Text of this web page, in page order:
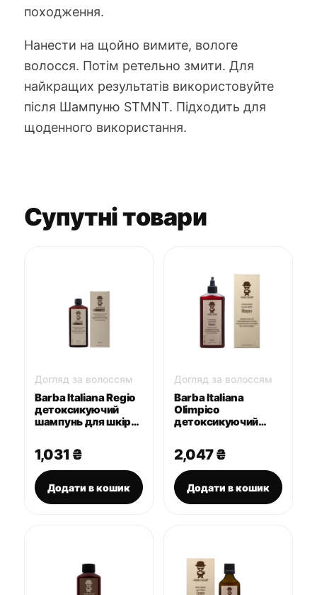
походження.
Нанести на щойно вимите, вологе
волосся. Потім ретельно змити. Для
найкращих результатів використовуйте
після Шампуню STMNT. Підходить для
щоденного використання.
Супутні товари
Догляд за волоссям
Barba Italiana Regio
детоксикуючий
шампунь для шкіри
1,031 ₴
Додати в кошик
Догляд за волоссям
Barba Italiana
Olimpico
детоксикуючий
голови 250 мл
2,047₴
Додати в кошик